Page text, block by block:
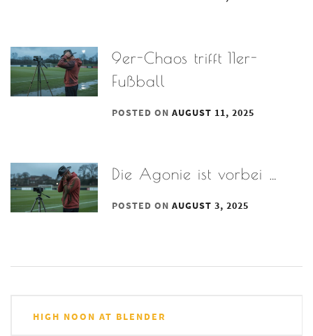
9er-Chaos trifft 11er-
Fußball
POSTED ONAUGUST 11, 2025
Die Agonie ist vorbei …
POSTED ONAUGUST 3, 2025
Navigation
HIGH NOON AT BLENDER